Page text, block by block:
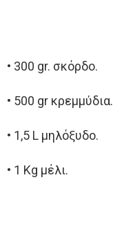
• 300 gr. σκόρδο.
• 500 gr κρεμμύδια.
• 1,5 L μηλόξυδο.
• 1 Kg μέλι.